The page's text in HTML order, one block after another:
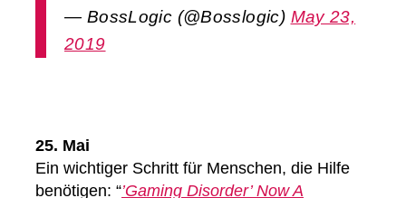
— BossLogic (@Bosslogic) May 23,
2019
25. Mai
Ein wichtiger Schritt für Menschen, die Hilfe
benötigen: “’Gaming Disorder’ Now A